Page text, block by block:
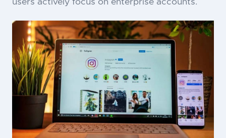
users actively focus on enterprise accounts.